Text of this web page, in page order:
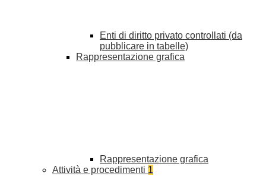
Enti di diritto privato controllati (da
pubblicare in tabelle)
Rappresentazione grafica
Rappresentazione grafica
Attività e procedimenti 1